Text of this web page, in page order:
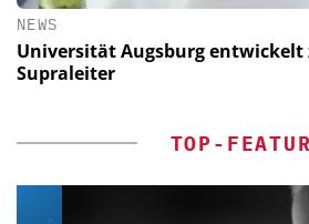
NEWS
Universität Augsburg
Supraleiter
TOP-